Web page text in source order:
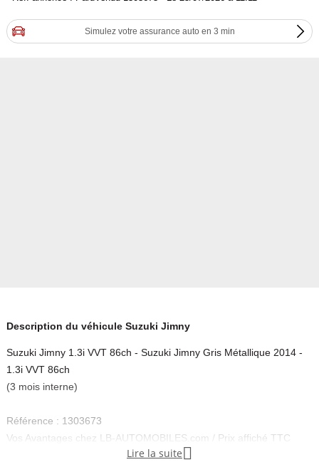
Simulez votre assurance auto en 3 min
Description du véhicule Suzuki Jimny
Suzuki Jimny 1.3i VVT 86ch - Suzuki Jimny Gris Métallique 2014 -
1.3i VVT 86ch
(3 mois interne)
Référence : 1303673
Vos Avantages chez LB-AUTOMOBILES.com / Prix affiché TTC
Livré hors carte grise / Livraison sous 10 jours dans toute la France
Lire la suite 